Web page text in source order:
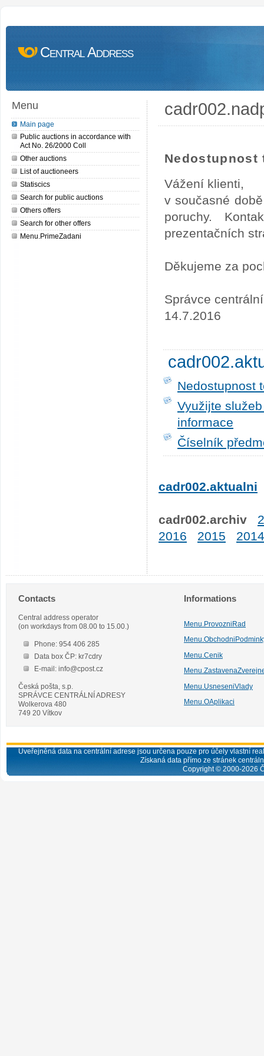
Central Address
Menu
Main page
Public auctions in accordance with
Act No. 26/2000 Coll
Other auctions
List of auctioneers
Statiscics
Search for public auctions
Others offers
Search for other offers
Menu.PrimeZadani
Nedostupnost
Vážení klienti,
v současné
poruchy.
prezentačních
Děkujeme za
Správce
14.7.2016
Nedostupnost
Využijte
informace
Číselník
cadr002.aktualni
cadr002.archiv
2016
2015 2014
Contacts
Central address operator
(on workdays from 08.00 to 15.00.)
Phone: 954 406 285
Data box ČP: kr7cdry
E-mail: info@cpost.cz
Česká pošta, s.p.
SPRÁVCE CENTRÁLNÍ ADRESY
Wolkerova 480
749 20 Vítkov
Informations
Menu.ProvozniRad
Menu.Cenik
Menu.UsneseniVlady
Menu.OAplikaci
Uveřejněná data na centrální adrese jsou určena pouze pro účely vlastní
Získaná data přímo ze stránek
Copyright © 2000-2026